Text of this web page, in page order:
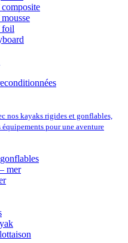
foil
nos kayaks rigides et gonflables,
pour une aventure
mer